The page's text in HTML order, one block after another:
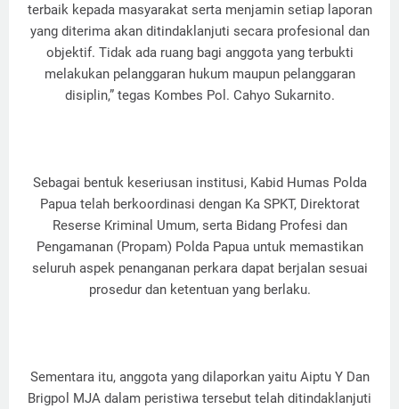
terbaik kepada masyarakat serta menjamin setiap laporan
yang diterima akan ditindaklanjuti secara profesional dan
objektif. Tidak ada ruang bagi anggota yang terbukti
melakukan pelanggaran hukum maupun pelanggaran
disiplin,” tegas Kombes Pol. Cahyo Sukarnito.
Sebagai bentuk keseriusan institusi, Kabid Humas Polda
Papua telah berkoordinasi dengan Ka SPKT, Direktorat
Reserse Kriminal Umum, serta Bidang Profesi dan
Pengamanan (Propam) Polda Papua untuk memastikan
seluruh aspek penanganan perkara dapat berjalan sesuai
prosedur dan ketentuan yang berlaku.
Sementara itu, anggota yang dilaporkan yaitu Aiptu Y Dan
Brigpol MJA dalam peristiwa tersebut telah ditindaklanjuti